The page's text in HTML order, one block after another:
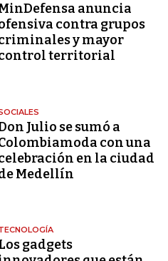
anuncia
contra grupos
y mayor
territorial
Julio se sumó a
con una
en la ciudad
Medellín
gadgets